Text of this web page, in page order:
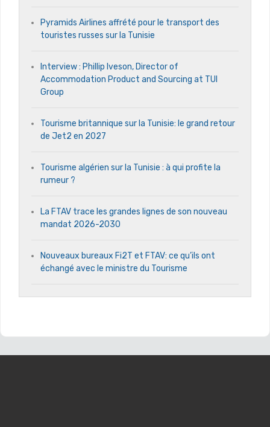
Pyramids Airlines affrété pour le transport des
touristes russes sur la Tunisie
Interview : Phillip Iveson, Director of
Accommodation Product and Sourcing at TUI
Group
Tourisme britannique sur la Tunisie: le grand retour
de Jet2 en 2027
Tourisme algérien sur la Tunisie : à qui profite la
rumeur ?
La FTAV trace les grandes lignes de son nouveau
mandat 2026-2030
Nouveaux bureaux Fi2T et FTAV: ce qu’ils ont
échangé avec le ministre du Tourisme